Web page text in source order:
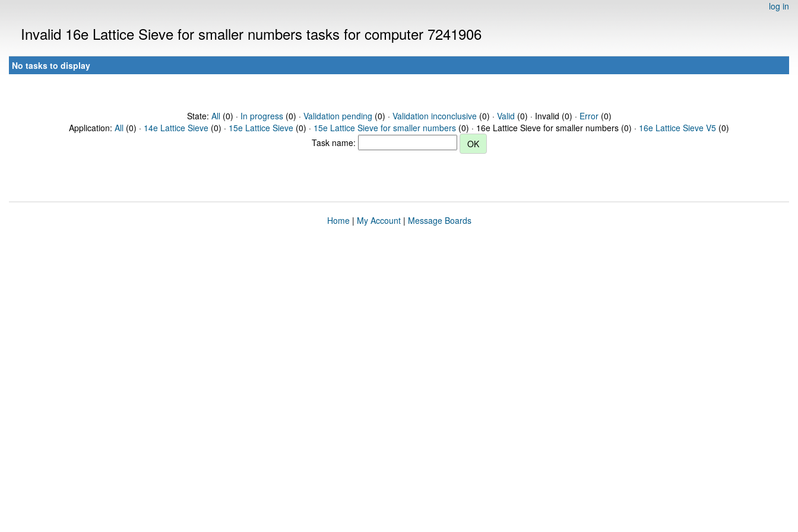
log in
Invalid 16e Lattice Sieve for smaller numbers tasks for computer 7241906
No tasks to display
State: All(0) · In progress(0) · Validation pending (0) · Validation inconclusive(0) · Valid (0) · Invalid (0) · Error(0)
Application: All (0) · 14e Lattice Sieve (0) · 15e Lattice Sieve (0) · 15e Lattice Sieve for smaller numbers (0) · 16e Lattice Sieve for smaller numbers (0) · 16e Lattice Sieve V5 (0)
Task name:
Home| My Account| Message Boards